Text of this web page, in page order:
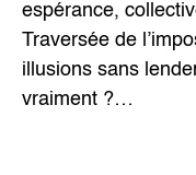
espérance,
Traversée de
illusions sans
vraiment ?…